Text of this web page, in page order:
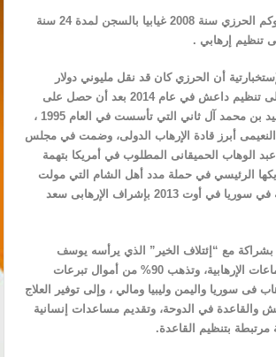
أما في تونس فقد حوكم الحرزي سنة 2008 غيابيا بالسجن لمدة 24 سنة
تنظيم إرهابي .
أن الحرزي كان قد نقل مليوني دولار
أمريكي من الدوحة إلى تنظيم داعش في عام 2014 بعد أن حصل على
المبلغ من مؤسسة عيد بن محمد آل ثاني التي تأسست في العام 1995 ،
أبرز قادة الإرهاب الدولى، وضمت في مجلس
عبد الوهاب الحميقانى المطلوب في أمريكا بتهمة
الرئيسي في حملة مدد أهل الشام التي مولت
جبهة النصرة الإرهابية في سوريا في أوت 2013 بإشراف الإرهابى سعد
مع “إئتلاف الخير” الذي يرأسه يوسف
القرضاوي مفتي الجماعات الإرهابية، وتذهب 90% من أموال تبرعات
فى سوريا واليمن وليبيا ومالي ، وإلى توفير العلاج
والقاعدة في الدوحة، وتقديم مساعدات إنسانية
مرتبطة بتنظيم القاعدة.